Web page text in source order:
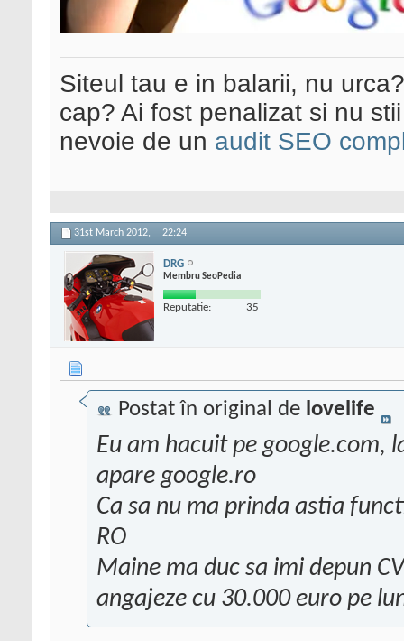
Siteul tau e in balarii, nu
cap? Ai fost penalizat si nu
nevoie de un audit SEO
31st March 2012, 22:24
DRG
Membru SeoPedia
Reputatie: 35
Postat în original de lovelife
Eu am hacuit pe google.com,
apare google.ro
Ca sa nu ma prinda astia
RO
Maine ma duc sa imi depun
angajeze cu 30.000 euro pe